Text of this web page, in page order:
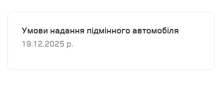
Умови надання підмінного автомобіля
19.12.2025 р.